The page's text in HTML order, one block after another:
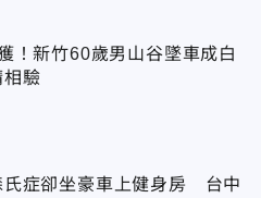
！新竹60歲男山谷墜車成白
驗
氏症卻坐豪車上健身房 台中